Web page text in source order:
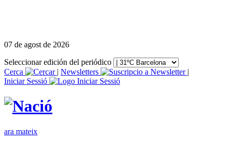
07 de agost de 2026
Seleccionar edición del periódico
Cerca
| Newsletters
|
Iniciar Sessió
ara mateix